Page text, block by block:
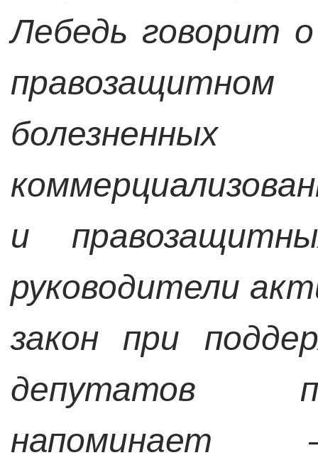
Лебедь говорит о
и
руководители
закон при
депутатов
напоминает